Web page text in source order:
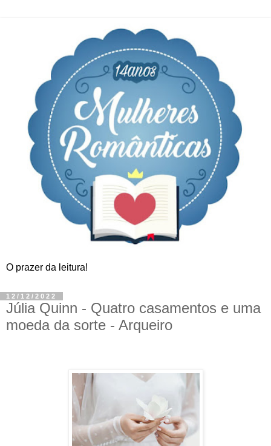
O prazer da leitura!
12/12/2022
Júlia Quinn - Quatro casamentos e uma
moeda da sorte - Arqueiro